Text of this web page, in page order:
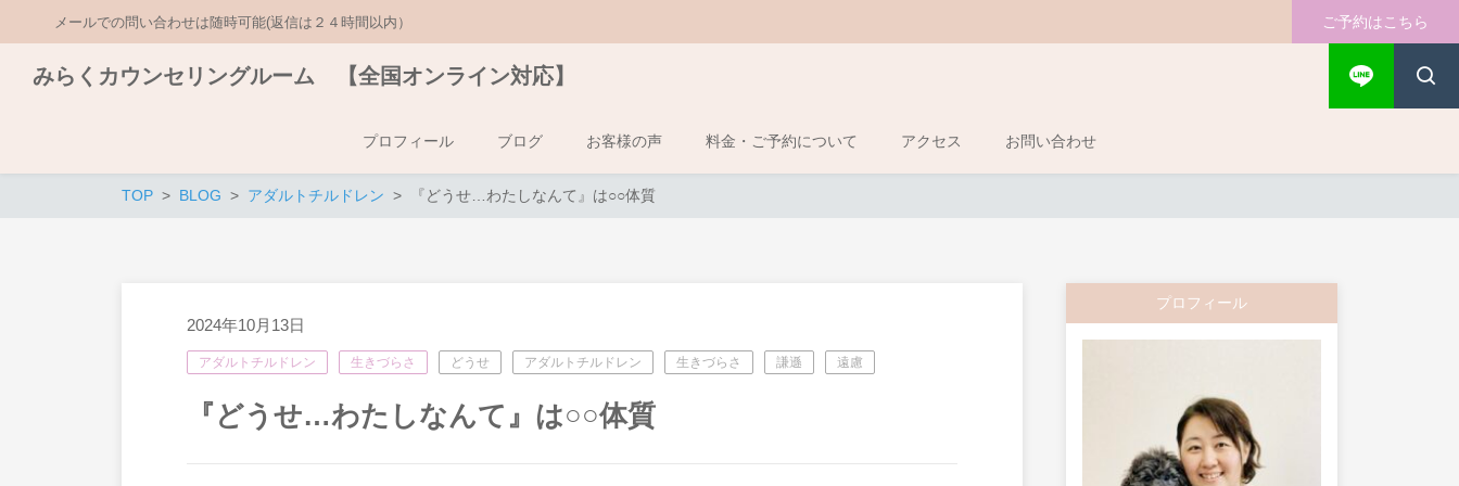
メールでの問い合わせは随時可能(返信は２４時間以内） ご予約はこちら
みらくカウンセリングルーム 【全国オンライン対応】
プロフィール ブログ お客様の声 料金・ご予約について アクセス お問い合わせ
TOP BLOG アダルトチルドレン 『どうせ…わたしなんて』は○○体質
2024年10月13日
アダルトチルドレン 生きづらさ どうせ アダルトチルドレン 生きづらさ 謙遜 遠慮
『どうせ…わたしなんて』は○○体質
プロフィール